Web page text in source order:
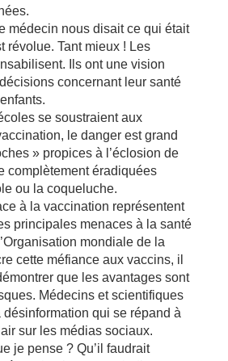
médecin nous disait ce qui était
révolue. Tant mieux ! Les
Ils ont une vision
concernant leur santé
se soustraient aux
le danger est grand
» propices à l’éclosion de
complètement éradiquées
ou la coqueluche.
à la vaccination représentent
principales menaces à la santé
mondiale de la
cette méfiance aux vaccins, il
que les avantages sont
Médecins et scientifiques
qui se répand à
sur les médias sociaux.
je pense ? Qu’il faudrait